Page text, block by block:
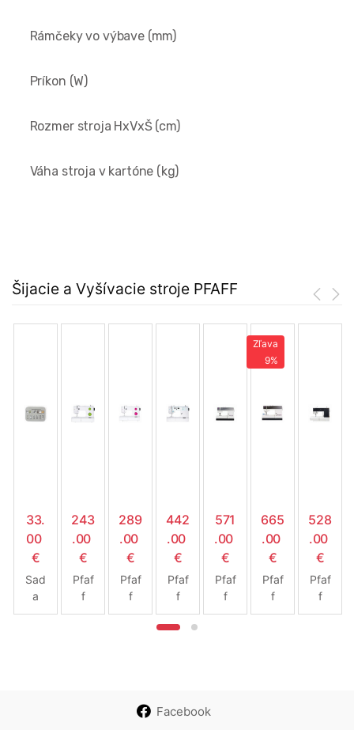
Rámčeky vo výbave (mm)
Príkon (W)
Rozmer stroja HxVxŠ (cm)
Váha stroja v kartóne (kg)
Šijacie a Vyšívacie stroje PFAFF
33.
00
€
Sad
a
päti
243
.00
€
Pfaf
f
Sma
289
.00
€
Pfaf
f
Sma
442
.00
€
Pfaf
f
Sma
rter
571
.00
€
Pfaf
f
Sele
Zľava
9%
665
.00
€
Pfaf
f
Sele
528
.00
€
Pfaf
f
Pas
Facebook